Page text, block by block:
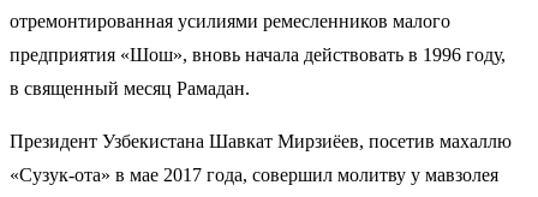
отремонтированная усилиями ремесленников малого
предприятия «Шош», вновь начала действовать в 1996 году,
в священный месяц Рамадан.
Президент Узбекистана Шавкат Мирзиёев, посетив махаллю
«Сузук-ота» в мае 2017 года, совершил молитву у мавзолея